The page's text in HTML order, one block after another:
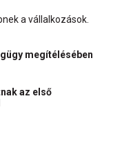
a vállalkozások.
megítélésében
az első